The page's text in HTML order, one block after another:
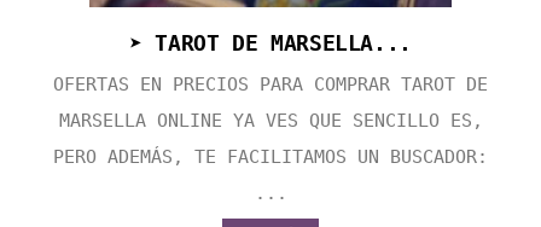
➤ TAROT DE MARSELLA...
OFERTAS EN PRECIOS PARA COMPRAR TAROT DE
MARSELLA ONLINE YA VES QUE SENCILLO ES,
PERO ADEMÁS, TE FACILITAMOS UN BUSCADOR:
...